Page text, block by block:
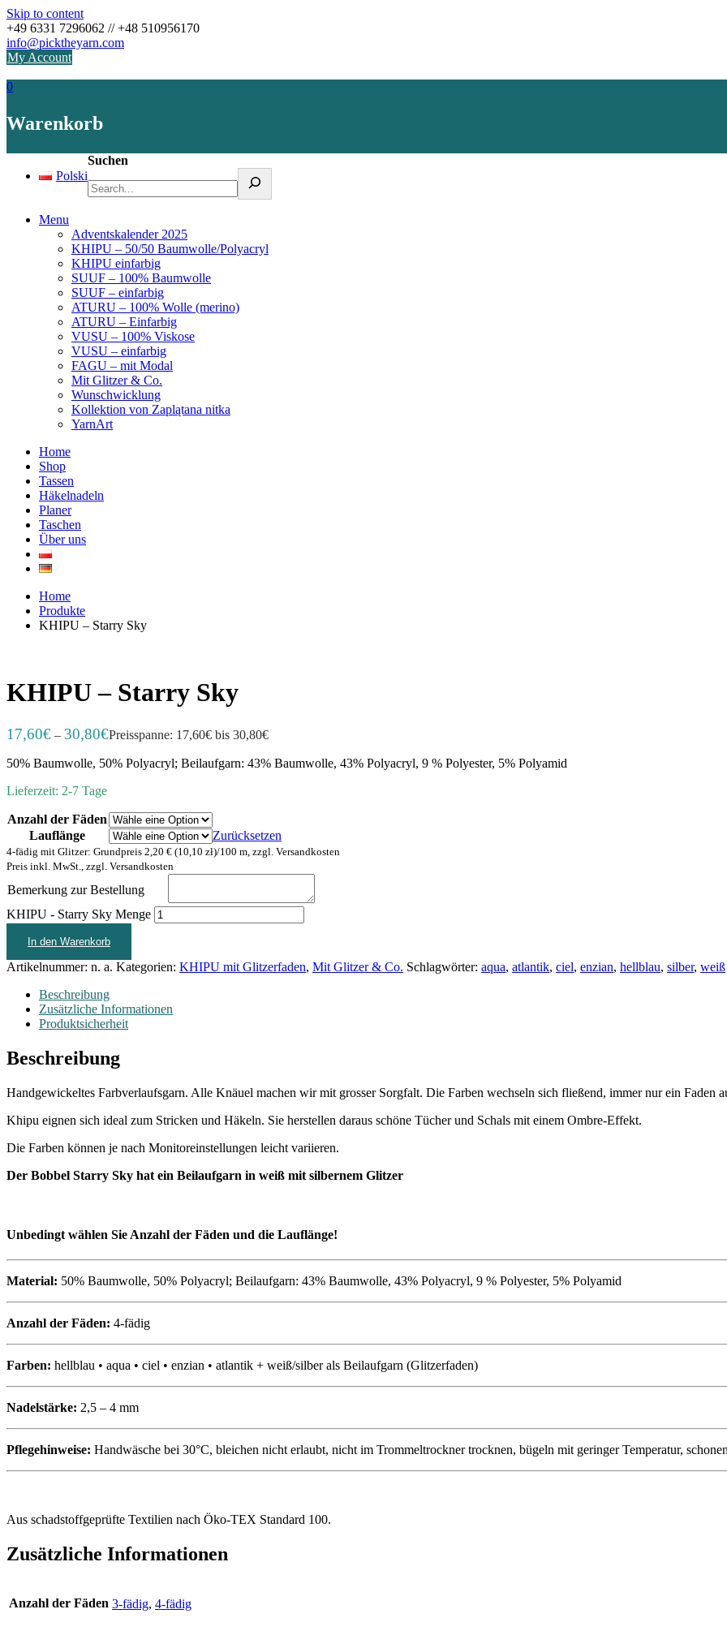
Skip to content
+49 6331 7296062 // +48 510956170
info@picktheyarn.com
My Account
0
Warenkorb
Polski
Suchen
Menu
Adventskalender 2025
KHIPU – 50/50 Baumwolle/Polyacryl
KHIPU einfarbig
SUUF – 100% Baumwolle
SUUF – einfarbig
ATURU – 100% Wolle (merino)
ATURU – Einfarbig
VUSU – 100% Viskose
VUSU – einfarbig
FAGU – mit Modal
Mit Glitzer & Co.
Wunschwicklung
Kollektion von Zaplątana nitka
YarnArt
Home
Shop
Tassen
Häkelnadeln
Planer
Taschen
Über uns
Home
Produkte
KHIPU – Starry Sky
KHIPU – Starry Sky
17,60€ – 30,80€Preisspanne: 17,60€ bis 30,80€
50% Baumwolle, 50% Polyacryl; Beilaufgarn: 43% Baumwolle, 43% Polyacryl, 9 % Polyester, 5% Polyamid
Lieferzeit: 2-7 Tage
Anzahl der Fäden
Lauflänge
Zurücksetzen
4-fädig mit Glitzer: Grundpreis 2,20 € (10,10 zł)/100 m, zzgl. Versandkosten
Preis inkl. MwSt., zzgl. Versandkosten
Bemerkung zur Bestellung
KHIPU - Starry Sky Menge
In den Warenkorb
Artikelnummer: n. a. Kategorien: KHIPU mit Glitzerfaden, Mit Glitzer & Co. Schlagwörter: aqua, atlantik, ciel, enzian, hellblau, silber, weiß
Beschreibung
Zusätzliche Informationen
Produktsicherheit
Beschreibung
Handgewickeltes Farbverlaufsgarn. Alle Knäuel machen wir mit grosser Sorgfalt. Die Farben wechseln sich fließend, immer nur ein Faden
Khipu eignen sich ideal zum Stricken und Häkeln. Sie herstellen daraus schöne Tücher und Schals mit einem Ombre-Effekt.
Die Farben können je nach Monitoreinstellungen leicht variieren.
Der Bobbel Starry Sky hat ein Beilaufgarn in weiß mit silbernem Glitzer
Unbedingt wählen Sie Anzahl der Fäden und die Lauflänge!
Material: 50% Baumwolle, 50% Polyacryl; Beilaufgarn: 43% Baumwolle, 43% Polyacryl, 9 % Polyester, 5% Polyamid
Anzahl der Fäden: 4-fädig
Farben: hellblau • aqua • ciel • enzian • atlantik + weiß/silber als Beilaufgarn (Glitzerfaden)
Nadelstärke: 2,5 – 4 mm
Pflegehinweise: Handwäsche bei 30°C, bleichen nicht erlaubt, nicht im Trommeltrockner trocknen, bügeln mit geringer Temperatur,
Aus schadstoffgeprüfte Textilien nach Öko-TEX Standard 100.
Zusätzliche Informationen
Anzahl der Fäden 3-fädig, 4-fädig